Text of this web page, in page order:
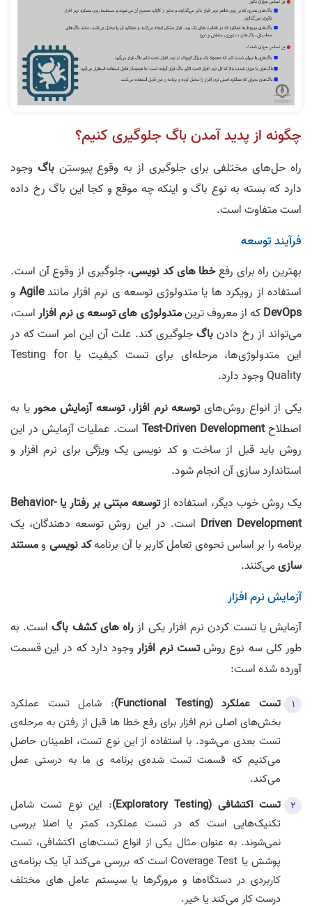
چگونه از پدید آمدن باگ جلوگیری کنیم؟
راه حل‌های مختلفی برای جلوگیری از به وقوع پیوستنباگ وجود
دارد که بسته به نوع باگ و اینکه چه موقع و کجا این باگ رخ داده
است متفاوت است.
فرآیند توسعه
بهترین راه برای رفعخطا های کد نویسی، جلوگیری از وقوع آن است.
استفاده از رویکرد ها یا متدولوژی توسعه ی نرم افزار مانندAgile و
DevOpsکه از معروف ترینمتدولوژی های توسعه ی نرم افزاراست،
می‌تواند از رخ دادنباگجلوگیری کند. علت آن این امر است که در
این متدولوژی‌ها، مرحله‌ای برای تست کیفیت یا Testing for
Quality وجود دارد.
یکی از انواع روش‌هایتوسعه نرم افزار،توسعه آزمایش محوریا به
اصطلاحTest-Driven Development است. عملیات آزمایش در این
روش باید قبل از ساخت و کد نویسی یک ویژگی برای نرم افزار و
استاندارد سازی آن انجام شود.
یک روش خوب دیگر، استفاده از
توسعه مبتنی بر رفتار یا Behavior-
Driven Development است. در این روش توسعه دهندگان، یک
برنامه را بر اساس نحوه‌ی تعامل کاربر با آن برنامهکد نویسی ومستند
سازیمی‌کنند.
آزمایش نرم افزار
آزمایش یا تست کردن نرم افزار یکی از راه های کشف باگاست. به
طور کلی سه نوع روشتست نرم افزاروجود دارد که در این قسمت
آورده شده است:
تست عملکرد (Functional Testing)
: شامل تست عملکرد
بخش‌های اصلی نرم افزار برای رفع خطا ها قبل از رفتن به مرحله‌‌ی
تست بعدی می‌شود. با استفاده از این نوع تست، اطمینان حاصل
می‌کنیم که قسمت تست شده‌ی برنامه ی ما به درستی عمل
می‌کند.
تست اکتشافی (Exploratory Testing)
: این نوع تست شامل
تکنیک‌هایی است که در تست عملکرد، کمتر یا اصلا بررسی
نمی‌شوند. به عنوان مثال یکی از انواع تست‌های اکتشافی، تست
پوشش یا Coverage Test است که بررسی می‌کند آیا یک برنامه‌ی
کاربردی در دستگاه‌ها و مرورگرها یا سیستم عامل های مختلف
درست کار می‌کند یا خیر.